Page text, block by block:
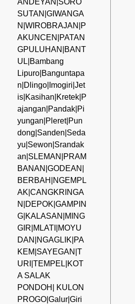
SUTAN|GIWANGA
N|WIROBRAJAN|P
AKUNCEN|PATAN
GPULUHAN|BANT
UL|Bambang
Lipuro|Banguntapa
n|Dlingo|Imogiri|Jet
is|Kasihan|Kretek|P
ajangan|Pandak|Pi
yungan|Pleret|Pun
dong|Sanden|Seda
yu|Sewon|Srandak
an|SLEMAN|PRAM
BANAN|GODEAN|
BERBAH|NGEMPL
AK|CANGKRINGA
N|DEPOK|GAMPIN
G|KALASAN|MING
GIR|MLATI|MOYU
DAN|NGAGLIK|PA
KEM|SAYEGAN|T
URI|TEMPEL|KOT
A SALAK
PONDOH| KULON
PROGO|Galur|Giri